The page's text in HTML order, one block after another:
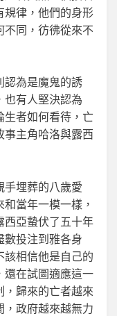
規律，他們的身形
不同，彷彿從來不
認為是魔鬼的誘
也有人堅決認為
生者如何看待，亡
事主角哈洛與露西
手埋葬的八歲愛
當年一模一樣，
西亞蟄伏了五十年
數投注到雅各身
該相信他是自己的
還在試圖適應這一
，歸來的亡者越來
，政府越來越無力